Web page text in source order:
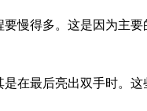
慢得多。这是因为主
在最后亮出双手时。